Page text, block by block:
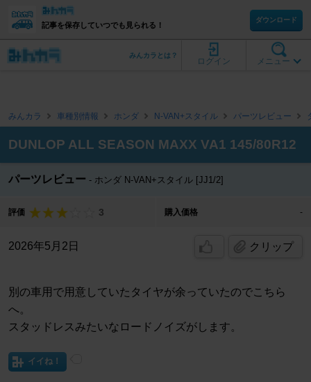
記事を保存していつでも見られる！
ダウンロード
メニュー
ログイン
みんカラとは？
みんカラ 車種別情報 ホンダ N-VAN+スタイル パーツレビュー
DUNLOP ALL SEASON MAXX VA1 145/80R12
パーツレビュー ホンダ N-VAN+スタイル [JJ1/2]
評価 3 購入価格 -
2026年5月2日 クリップ
別の車用で用意していたタイヤが余っていたのでこちら
へ。
スタッドレスみたいなロードノイズがします。
イイね！